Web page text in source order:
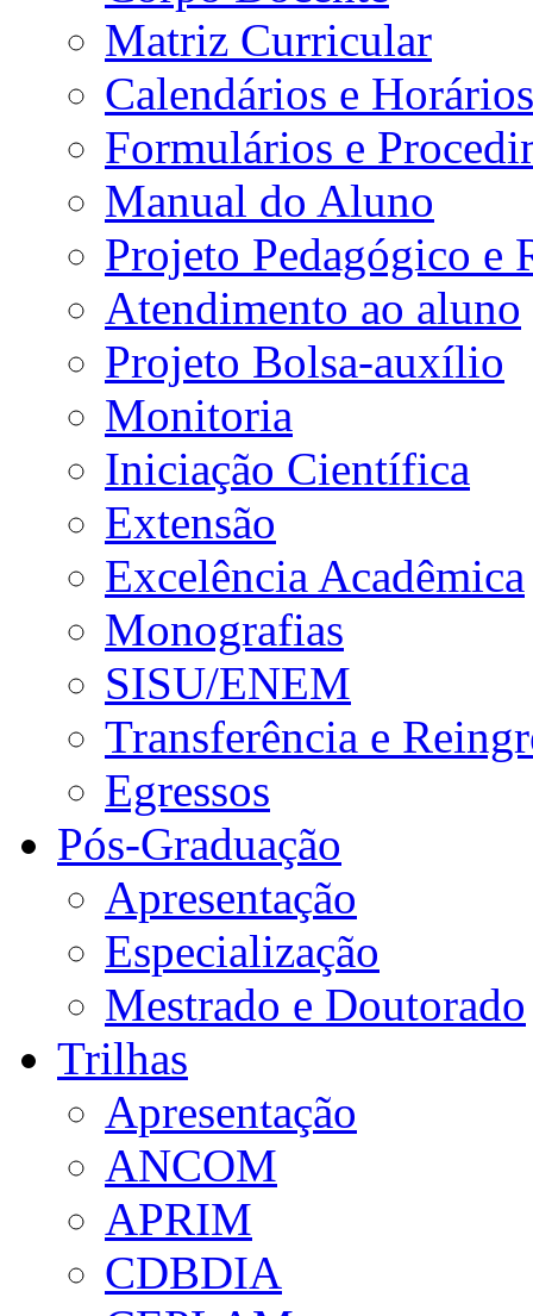
Matriz Curricular
Calendários e Horários
Formulários e
Manual do Aluno
Projeto Pedagógico e
Atendimento ao aluno
Projeto Bolsa-auxílio
Monitoria
Iniciação Científica
Extensão
Excelência Acadêmica
Monografias
SISU/ENEM
Transferência e
Egressos
Pós-Graduação
Apresentação
Especialização
Mestrado e Doutorado
Trilhas
Apresentação
ANCOM
APRIM
CDBDIA